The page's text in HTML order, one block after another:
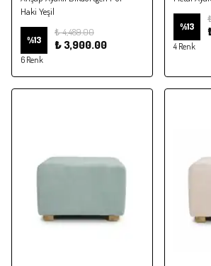
Haki Yeşil
%13
₺ 4,489.00
₺ 3,900.00
6 Renk
%13
4 Renk